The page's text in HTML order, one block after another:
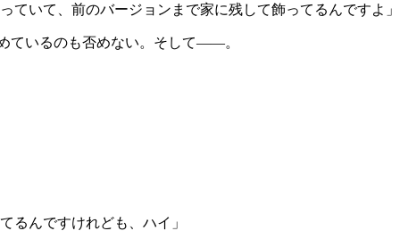
いて、前のバージョンまで家に残して飾ってるんですよ」
ているのも否めない。そして――。
るんですけれども、ハイ」